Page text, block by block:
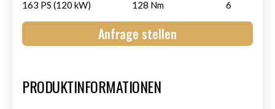
163 PS (120 kW) 128 Nm 6
Anfrage stellen
PRODUKTINFORMATIONEN